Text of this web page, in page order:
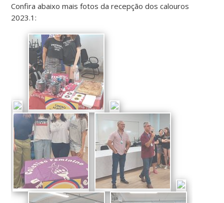
Confira abaixo mais fotos da recepção dos calouros
2023.1: